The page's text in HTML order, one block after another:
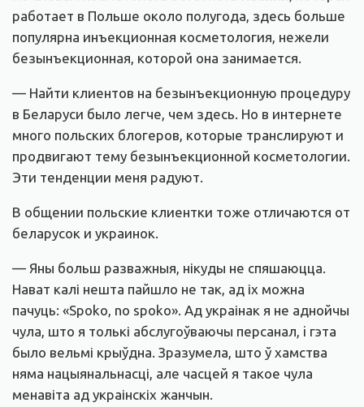
работает в Польше около полугода, здесь больше
популярна инъекционная косметология, нежели
безынъекционная, которой она занимается.
— Найти клиентов на безынъекционную процедуру
в Беларуси было легче, чем здесь. Но в интернете
много польских блогеров, которые транслируют и
продвигают тему безынъекционной косметологии.
Эти тенденции меня радуют.
В общении польские клиентки тоже отличаются от
беларусок и украинок.
— Яны больш разважныя, нікуды не спяшаюцца.
Нават калі нешта пайшло не так, ад іх можна
пачуць: «Spoko, no spoko». Ад украінак я не аднойчы
чула, што я толькі абслугоўваючы персанал, i гэта
было вельмі крыўдна. Зразумела, што ў хамства
няма нацыянальнасці, але часцей я такое чула
менавіта ад украінскіх жанчын.